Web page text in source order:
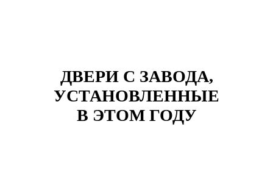
ДВЕРИ С ЗАВОДА,
УСТАНОВЛЕННЫЕ
В ЭТОМ ГОДУ